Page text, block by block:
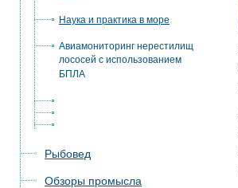
Наука и практика в море
Авиамониторинг нерестилищ
лососей с использованием
БПЛА
Рыбовед
Обзоры промысла